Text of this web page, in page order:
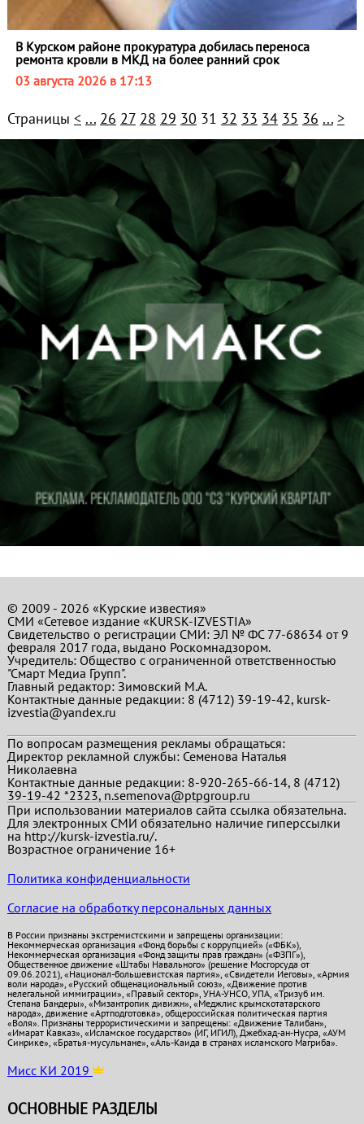
В Курском районе прокуратура добилась переноса
ремонта кровли в МКД на более ранний срок
03 августа 2026 в 17:13
Страницы < ... 26 27 28 29 30 31 32 33 34 35 36 ... >
© 2009 - 2026 «Курские известия»
СМИ «Сетевое издание «KURSK-IZVESTIA»
Свидетельство о регистрации СМИ: ЭЛ № ФС 77-68634 от 9
февраля 2017 года, выдано Роскомнадзором.
Учредитель: Общество с ограниченной ответственностью
"Смарт Медиа Групп".
Главный редактор:Зимовский М.А.
Контактные данные редакции: 8 (4712) 39-19-42, kursk-
izvestia@yandex.ru
По вопросам размещения рекламы обращаться:
Директор рекламной службы: Семенова Наталья
Николаевна
Контактные данные редакции: 8-920-265-66-14, 8 (4712)
39-19-42 *2323, n.semenova@ptpgroup.ru
При использовании материалов сайта ссылка обязательна.
Для электронных СМИ обязательно наличие гиперссылки
на http://kursk-izvestia.ru/.
Возрастное ограничение 16+
Политика конфиденциальности
Согласие на обработку персональных данных
В России признаны экстремистскими и запрещены организации:
Некоммерческая организация «Фонд борьбы с коррупцией» («ФБК»),
Некоммерческая организация «Фонд защиты прав граждан» («ФЗПГ»),
Общественное движение «Штабы Навального» (решение Мосгорсуда от
09.06.2021), «Национал-большевистская партия», «Свидетели Иеговы», «Армия
воли народа», «Русский общенациональный союз», «Движение против
нелегальной иммиграции», «Правый сектор», УНА-УНСО, УПА, «Тризуб им.
Степана Бандеры», «Мизантропик дивижн», «Меджлис крымскотатарского
народа», движение «Артподготовка», общероссийская политическая партия
«Воля». Признаны террористическими и запрещены: «Движение Талибан»,
«Имарат Кавказ», «Исламское государство» (ИГ, ИГИЛ), Джебхад-ан-Нусра, «АУМ
Синрике», «Братья-мусульмане», «Аль-Каида в странах исламского Магриба».
Мисс КИ 2019
ОСНОВНЫЕ РАЗДЕЛЫ